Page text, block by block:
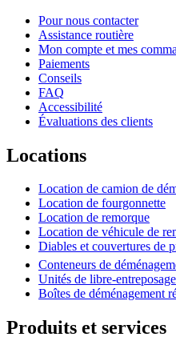
Pour nous contacter
Assistance routière
Mon compte et mes
Paiements
Conseils
FAQ
Accessibilité
Évaluations des clients
Locations
Location de camion de
Location de fourgonnette
Location de remorque
Location de véhicule de
Diables et couvertures de
Conteneurs de
Unités de libre-entreposage
Boîtes de déménagement
Produits et services